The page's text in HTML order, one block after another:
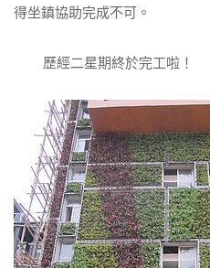
得坐鎮協助完成不可。
歷經二星期終於完工啦！